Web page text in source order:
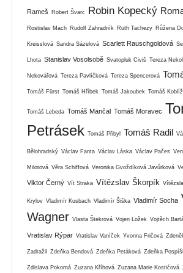
Rameš Robert Švarc Robin Kopecký
Rostislav Mach Rudolf Zahradník Ruth Tachezy Růžena
Kreisslová Sandra Sázelová Scarlett Rauschgoldová
Lhota Stanislav Vosolsobě Svatopluk Civiš Tereza
Nekovářová Tereza Pavlíčková Tereza Spencerová
Tomáš Fürst Tomáš Hříbek Tomáš Jakoubek Tomáš
Tomáš Lebeda Tomáš Mančal Tomáš Moravec
Petrásek Tomáš Přibyl Tomáš Radil
Bělohradský Václav Fanta Václav Láska Václav Pačes
Milotová Věra Schiffová Veronika Gvoždíková Javůrková
Viktor Černý Vít Straka Vítězslav Škorpík
Krylov Vladimír Kusbach Vladimír Šiška Vladimír Socha
Wagner Vlasta Štekrová Vojen Ložek Vojtěch
Vratislav Rýpar Vratislav Vaníček Yvonna Fričová
Zadražil Zdeňka Bendová Zdeňka Petáková Zdeňka
Zdislava Pokorná Zuzana Kříhová Zuzana Marie Kostićová